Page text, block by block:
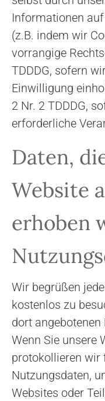
Informationen
(z.B. indem wir
vorrangige
TDDDG, sofern
Einwilligung
2 Nr. 2 TDDDG,
erforderliche
Daten,
Website
erhoben
Wir begrüßen
kostenlos zu
dort
Wenn Sie unsere
protokollieren wir
Nutzungsdaten,
Websites oder